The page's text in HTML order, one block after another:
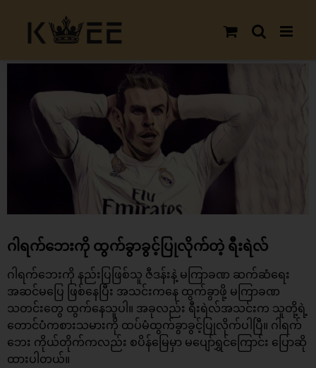
content
Image
ဂါရက်ဘေးကို ထွက်ခွာခွင့်ပြုလိုက်တဲ့ ရီးရဲလ်
ဂါရက်ဘေးကို နည်းပြဖြစ်သူ ဇီဒန်းနဲ့ မကြာခဏ ဆက်ဆံရေး
အဆင်မပြေ ဖြစ်နေပြီး အသင်းကနေ ထွက်ခွာဖို့ မကြာခဏ
သတင်းတွေ ထွက်နေသူပါ။ အခုလည်း ရီးရဲလ်အသင်းက သူတို့ရဲ့
တောင်ပံကစားသမားကို ထပ်မံထွက်ခွာခွင့်ပြုလိုက်ပါပြီ။ ဂါရက်
ဘေး ကိုယ်တိုက်ကလည်း စပိန်မြေမှာ မပျော်ရွှင်ကြောင်း ပြောဆို
ထားပါတယ်။